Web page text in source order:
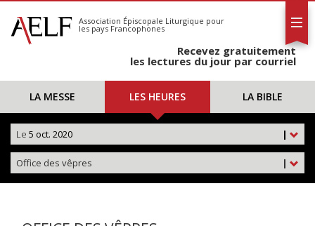
S'abonner
Calendrier
Association Épiscopale Liturgique pour
les pays Francophones
Recevez gratuitement
les lectures du jour par courriel
LA MESSE LES HEURES LA BIBLE
|
Le 5 oct. 2020
|
Office des vêpres